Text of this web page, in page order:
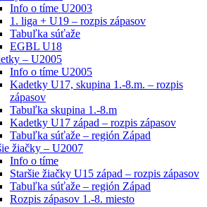
Info o tíme U2003
1. liga + U19 – rozpis zápasov
Tabuľka súťaže
EGBL U18
– U2005
Info o tíme U2005
Kadetky U17, skupina 1.-8.m. – rozpis
zápasov
Tabuľka skupina 1.-8.m
Kadetky U17 západ – rozpis zápasov
Tabuľka súťaže – región Západ
žiačky – U2007
Info o tíme
Staršie žiačky U15 západ – rozpis zápasov
Tabuľka súťaže – región Západ
Rozpis zápasov 1.-8. miesto